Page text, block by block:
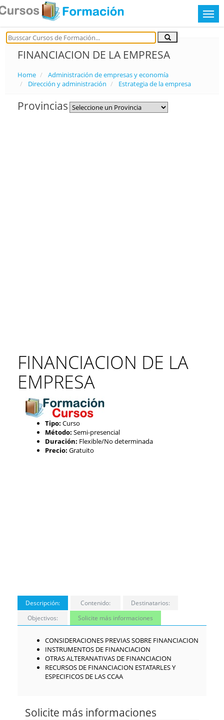
FINANCIACION DE LA EMPRESA
Home
Administración de empresas y economía
Dirección y administración
Estrategia de la empresa
Provincias
FINANCIACION DE LA
EMPRESA
Tipo: Curso
Método: Semi-presencial
Duración: Flexible/No determinada
Precio: Gratuito
Descripción: Contenido:
Destinatarios:
Objectivos:
Solicite más informaciones
CONSIDERACIONES PREVIAS SOBRE FINANCIACION
INSTRUMENTOS DE FINANCIACION
OTRAS ALTERANATIVAS DE FINANCIACION
RECURSOS DE FINANCIACION ESTATARLES Y
ESPECIFICOS DE LAS CCAA
Solicite más informaciones